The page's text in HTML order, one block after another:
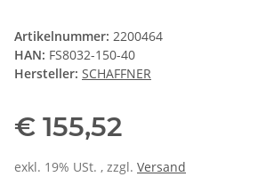
Artikelnummer: 2200464
HAN: FS8032-150-40
Hersteller: SCHAFFNER
€ 155,52
exkl. 19% USt. , zzgl. Versand